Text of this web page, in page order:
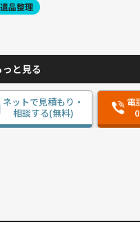
遺品整理
っと見る
ネットで見積もり・
相談する(無料)
電